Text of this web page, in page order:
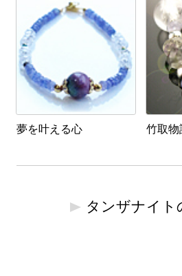
夢を叶える心 竹取物
タンザナイ